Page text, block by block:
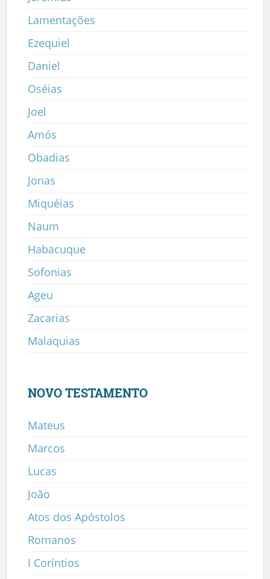
Lamentações
Ezequiel
Daniel
Oséias
Joel
Amós
Obadias
Jonas
Miquéias
Naum
Habacuque
Sofonias
Ageu
Zacarias
Malaquias
NOVO TESTAMENTO
Mateus
Marcos
Lucas
João
Atos dos Apóstolos
Romanos
I Coríntios